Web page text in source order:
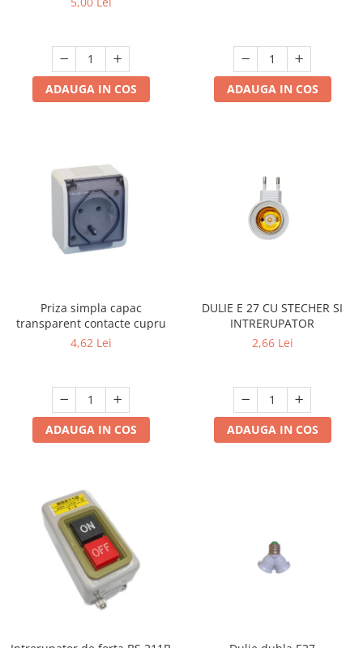
ADAUGA IN COS ADAUGA IN COS
Priza simpla capac
transparent contacte cupru
4,62 Lei
ADAUGA IN COS
DULIE E 27 CU STECHER SI
INTRERUPATOR
2,66 Lei
ADAUGA IN COS